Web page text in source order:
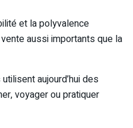
et la polyvalence
aussi importants que la
aujourd’hui des
voyager ou pratiquer